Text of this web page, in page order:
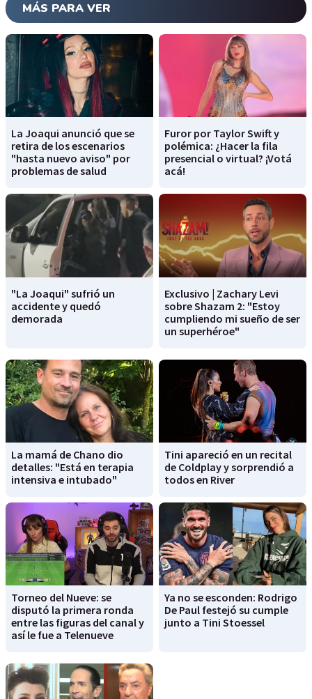
MÁS PARA VER
La Joaqui anunció que se
retira de los escenarios
"hasta nuevo aviso" por
problemas de salud
Furor por Taylor Swift y
polémica: ¿Hacer la fila
presencial o virtual? ¡Votá
acá!
"La Joaqui" sufrió un
accidente y quedó
demorada
Exclusivo | Zachary Levi
sobre Shazam 2: "Estoy
cumpliendo mi sueño de ser
un superhéroe"
La mamá de Chano dio
detalles: "Está en terapia
intensiva e intubado"
Tini apareció en un recital
de Coldplay y sorprendió a
todos en River
Torneo del Nueve: se
disputó la primera ronda
entre las figuras del canal y
así le fue a Telenueve
Ya no se esconden: Rodrigo
De Paul festejó su cumple
junto a Tini Stoessel